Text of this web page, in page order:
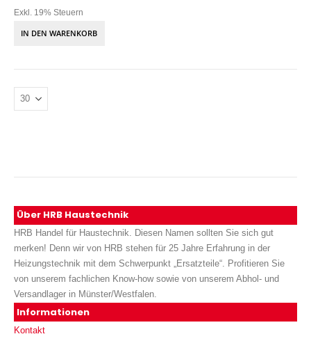
Exkl. 19% Steuern
IN DEN WARENKORB
Über HRB Haustechnik
HRB Handel für Haustechnik. Diesen Namen sollten Sie sich gut
merken! Denn wir von HRB stehen für 25 Jahre Erfahrung in der
Heizungstechnik mit dem Schwerpunkt „Ersatzteile“. Profitieren Sie
von unserem fachlichen Know-how sowie von unserem Abhol- und
Versandlager in Münster/Westfalen.
Informationen
Kontakt